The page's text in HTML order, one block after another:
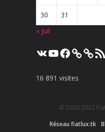
30
31
« Juil
VK YouTube
Facebook Flux
RSS
16 891 visites
© 2020-2022
Réseau fiatlux.tk